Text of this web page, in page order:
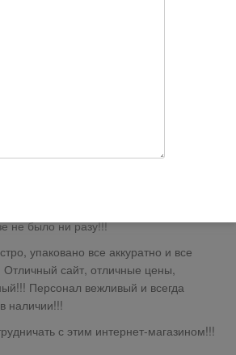
огроменный ассортимент как
даже родителям есть что
не было ни разу!!!
упаковано все аккуратно и все
Отличный сайт, отличные цены,
Персонал вежливый и всегда
наличии!!!
с этим интернет-магазином!!!